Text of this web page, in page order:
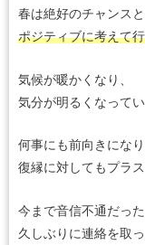
春は絶好のチャンスと
ポジティブに考えて
気候が暖かくなり、
気分が明るくなってい
何事にも前向きにな
復縁に対してもプラ
今まで音信不通だっ
久しぶりに連絡を取